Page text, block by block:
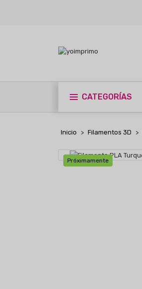
CATEGORÍAS
Inicio Filamentos 3D
Próximamente